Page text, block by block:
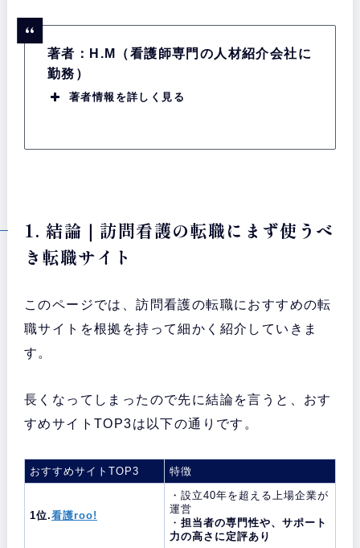
著者：H.M（看護師専門の人材紹介会社に
勤務）
著者情報を詳しく見る
1. 結論｜訪問看護の転職にまず使うべ
き転職サイト
このページでは、訪問看護の転職におすすめの転
職サイトを根拠を持って細かく紹介していきま
す。
長くなってしまったので先に結論を言うと、おす
すめサイトTOP3は以下の通りです。
おすすめサイトTOP3 特徴
1位.看護roo!
・設立40年を超える上場企業が
運営
・ 担当者の専門性や、サポート
力の高さに定評あり